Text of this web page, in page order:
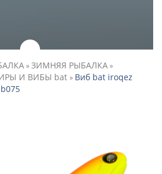
»ЗИМНЯЯ РЫБАЛКА»
И ВИБЫ bat » Виб bat iroqez